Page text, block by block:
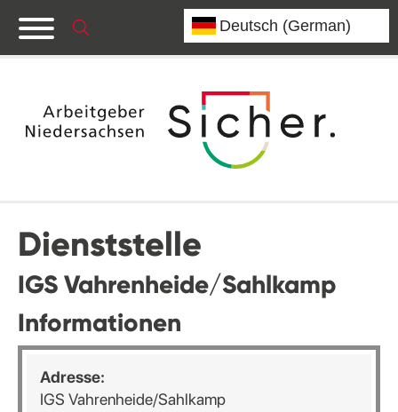
Dienststelle
IGS Vahrenheide/Sahlkamp
Informationen
Adresse:
IGS Vahrenheide/Sahlkamp